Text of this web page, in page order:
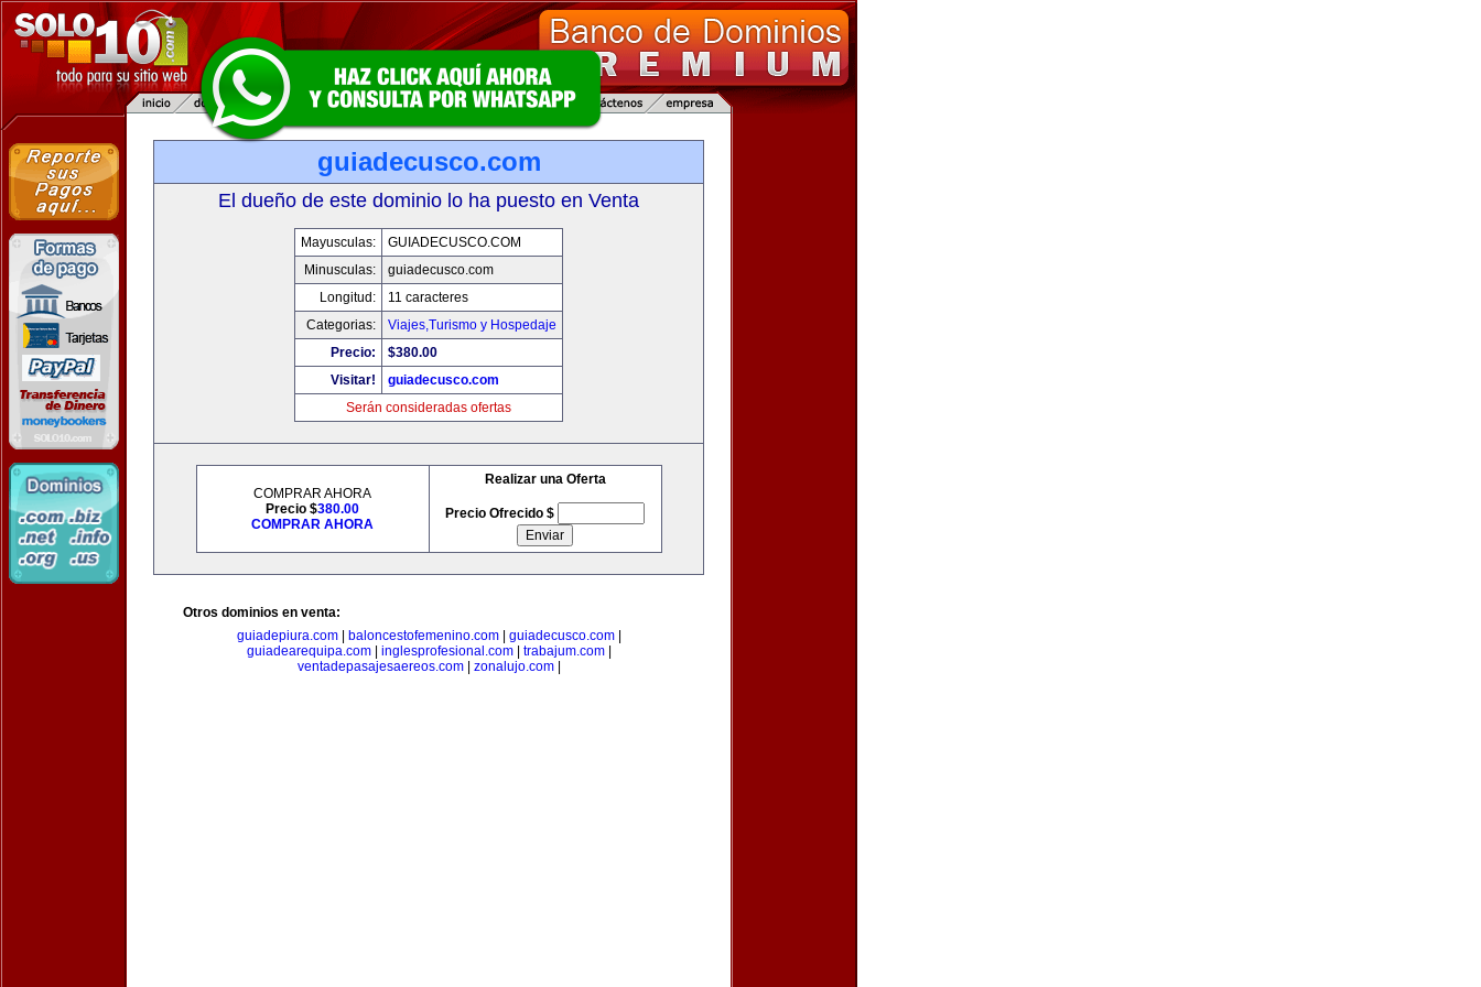
guiadecusco.com
El dueño de este dominio lo ha puesto en Venta
Mayusculas:
GUIADECUSCO.COM
Minusculas:
guiadecusco.com
Longitud:
11 caracteres
Categorias:
Viajes,Turismo y Hospedaje
Precio:
$380.00
Visitar!
guiadecusco.com
Serán consideradas ofertas
COMPRAR AHORA
Precio $380.00
COMPRAR AHORA
Realizar una Oferta
Precio Ofrecido $
Otros dominios en venta:
guiadepiura.com| baloncestofemenino.com| guiadecusco.com|
guiadearequipa.com| inglesprofesional.com| trabajum.com|
ventadepasajesaereos.com| zonalujo.com|